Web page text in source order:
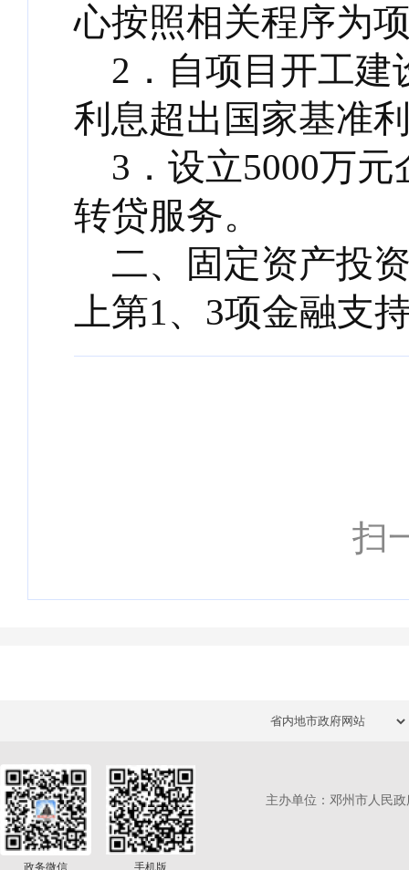
心按照相关程序为
2．自项目开工建
利息超出国家基准
3．设立5000万
转贷服务。
二、固定资产投
上第1、3项金融支
扫
政务微信 手机版
主办单位：邓州市人民